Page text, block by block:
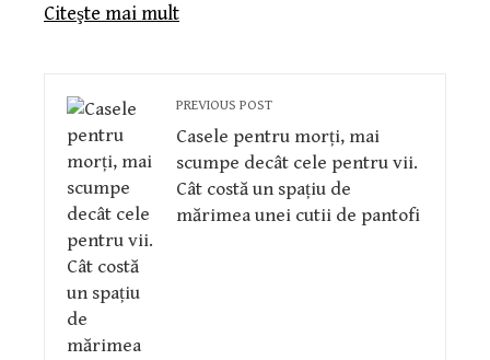
Citeşte mai mult
PREVIOUS POST
Casele pentru morți, mai
scumpe decât cele pentru vii.
Cât costă un spațiu de
mărimea unei cutii de pantofi